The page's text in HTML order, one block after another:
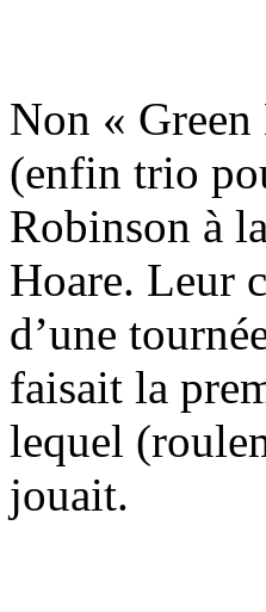
Non «
(enfin trio
Robinson à
Hoare. Leur
d’une
faisait la
lequel
jouait.